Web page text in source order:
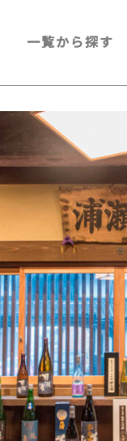
一覧から探す